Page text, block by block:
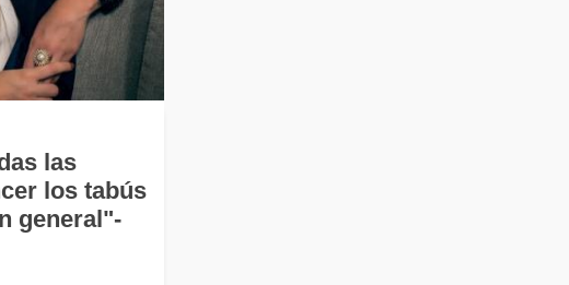
las
los tabús
general"-